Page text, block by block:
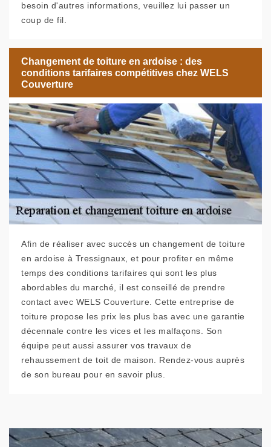
besoin d'autres informations, veuillez lui passer un
coup de fil.
Changement de toiture en ardoise : des
conditions tarifaires compétitives chez WELS
Couverture
Afin de réaliser avec succès un changement de toiture
en ardoise à Tressignaux, et pour profiter en même
temps des conditions tarifaires qui sont les plus
abordables du marché, il est conseillé de prendre
contact avec WELS Couverture. Cette entreprise de
toiture propose les prix les plus bas avec une garantie
décennale contre les vices et les malfaçons. Son
équipe peut aussi assurer vos travaux de
rehaussement de toit de maison. Rendez-vous auprès
de son bureau pour en savoir plus.